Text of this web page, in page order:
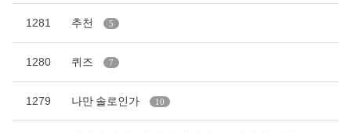
1281 추천 5
1280 퀴즈 7
1279 나만 솔로인가 10